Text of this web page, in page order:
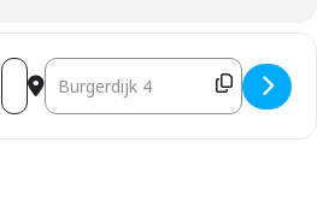
Address - Winterkeuring Den Burg
Destination Address -